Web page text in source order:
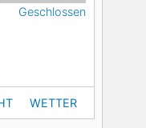
Geschlossen
WETTER